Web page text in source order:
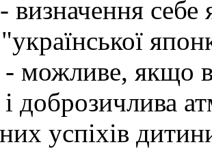
визначення
- можливе, якщо
і доброзичлива
успіхів